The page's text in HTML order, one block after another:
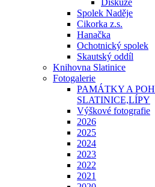
Diskuze
Spolek Naděje
Cikorka z.s.
Hanačka
Ochotnický spolek
Skautský oddíl
Knihovna Slatinice
Fotogalerie
PAMÁTKY A
SLATINICE,LÍPY
Výškové fotografie
2026
2025
2024
2023
2022
2021